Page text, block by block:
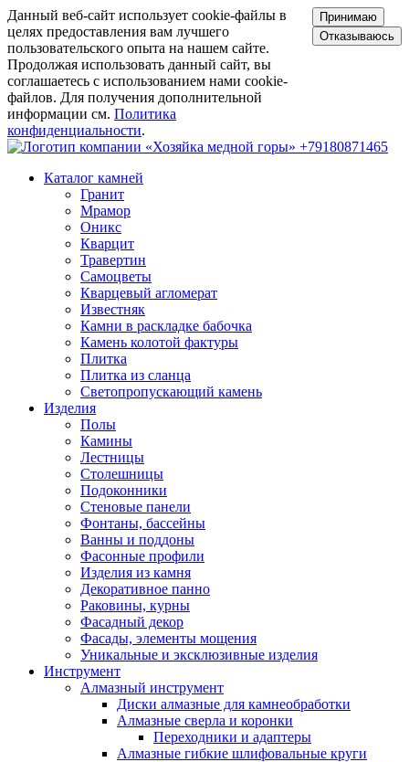
Данный веб-сайт использует cookie-файлы в
целях предоставления вам лучшего
пользовательского опыта на нашем сайте.
Продолжая использовать данный сайт, вы
соглашаетесь с использованием нами cookie-
файлов. Для получения дополнительной
информации см. Политика
конфиденциальности.
Принимаю
Отказываюсь
+79180871465
Каталог камней
Гранит
Мрамор
Оникс
Кварцит
Травертин
Самоцветы
Кварцевый агломерат
Известняк
Камни в раскладке бабочка
Камень колотой фактуры
Плитка
Плитка из сланца
Светопропускающий камень
Изделия
Полы
Камины
Лестницы
Столешницы
Подоконники
Стеновые панели
Фонтаны, бассейны
Ванны и поддоны
Фасонные профили
Изделия из камня
Декоративное панно
Раковины, курны
Фасадный декор
Фасады, элементы мощения
Уникальные и эксклюзивные изделия
Инструмент
Алмазный инструмент
Диски алмазные для камнеобработки
Алмазные сверла и коронки
Переходники и адаптеры
Алмазные гибкие шлифовальные круги